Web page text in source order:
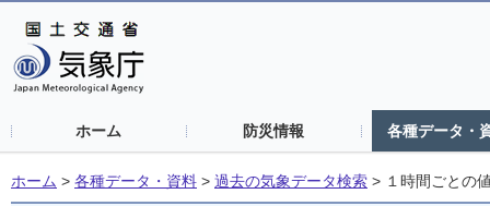
ホーム 防災情報 各種データ・
ホーム > 各種データ・資料 > 過去の気象データ検索 > １時間ごとの